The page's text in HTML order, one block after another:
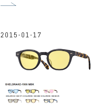
2015-01-17